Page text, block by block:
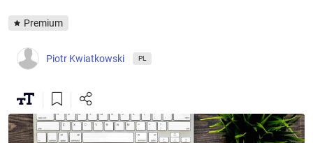
Premium
Piotr Kwiatkowski PL